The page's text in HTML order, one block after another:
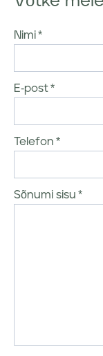
Nimi
E-post
Telefon
Sõnumi sisu